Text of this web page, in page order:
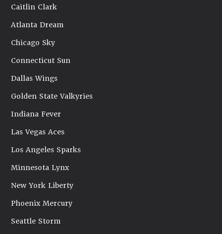
Caitlin Clark
Atlanta Dream
Chicago Sky
Connecticut Sun
Dallas Wings
Golden State Valkyries
Indiana Fever
Las Vegas Aces
Los Angeles Sparks
Minnesota Lynx
New York Liberty
Phoenix Mercury
Seattle Storm